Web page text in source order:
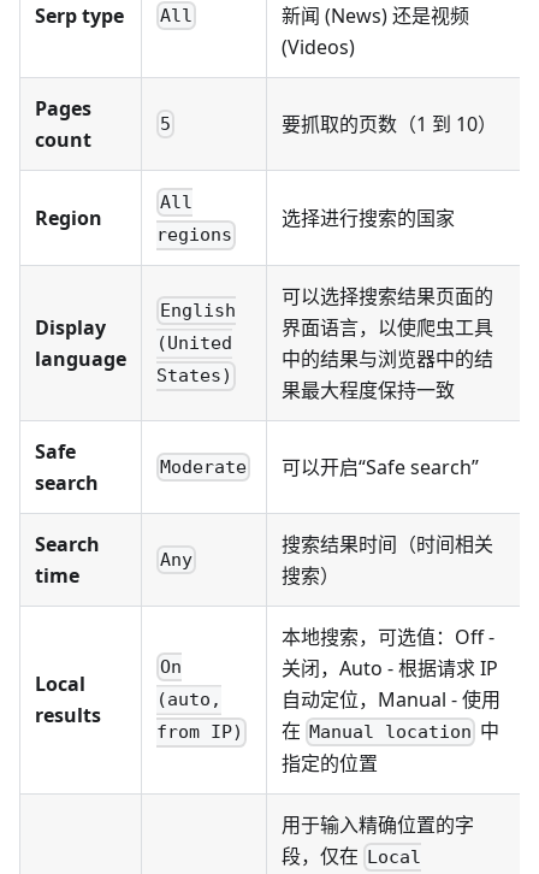
Serp type All
新闻 (News) 还是视频
(Videos)
Pages
count
5 要抓取的页数（1 到 10）
Region
All
regions
选择进行搜索的国家
Display
language
English
(United
States)
可以选择搜索结果页面的
界面语言，以使爬虫工具
中的结果与浏览器中的结
果最大程度保持一致
Safe
search
Moderate 可以开启“Safe search”
Search
time
Any
搜索结果时间（时间相关
搜索）
Local
results
On
(auto,
from IP)
本地搜索，可选值：Off -
关闭，Auto - 根据请求 IP
自动定位，Manual - 使用
在 Manual location 中
指定的位置
用于输入精确位置的字
段，仅在 Local